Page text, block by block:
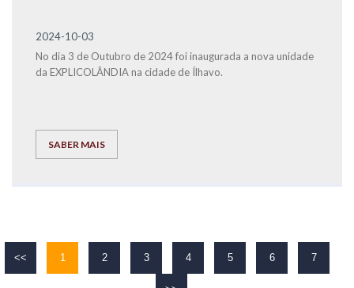
2024-10-03
No dia 3 de Outubro de 2024 foi inaugurada a nova unidade
da EXPLICOLÂNDIA na cidade de Ílhavo.
SABER MAIS
<< 1 2 3 4 5 6 7